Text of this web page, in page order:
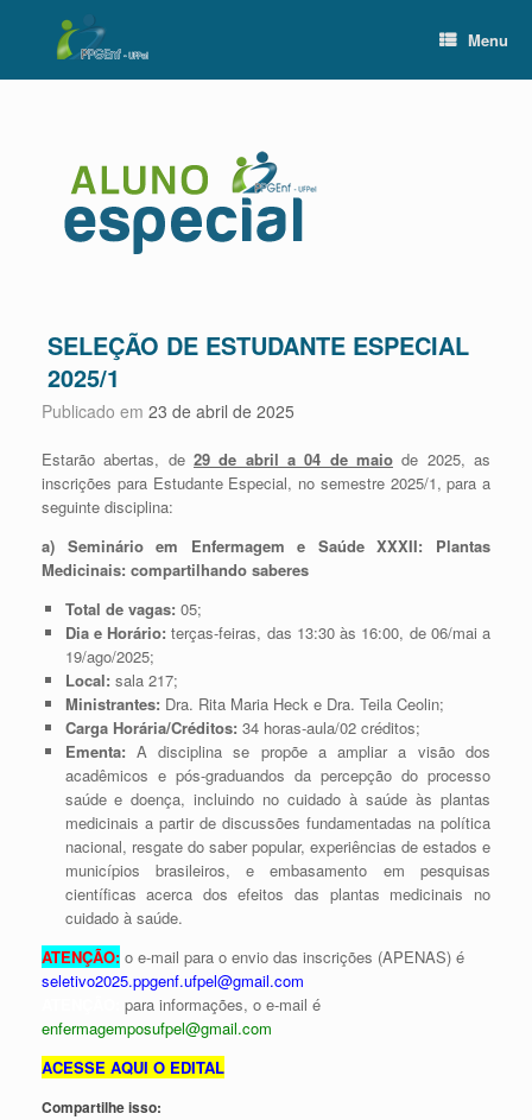
Menu
SELEÇÃO DE ESTUDANTE ESPECIAL
2025/1
Publicado em 23 de abril de 2025
Estarão abertas, de 29 de abril a 04 de maio de 2025, as
inscrições para Estudante Especial, no semestre 2025/1, para a
seguinte disciplina:
a) Seminário em Enfermagem e Saúde XXXII: Plantas
Medicinais: compartilhando saberes
Total de vagas: 05;
Dia e Horário: terças-feiras, das 13:30 às 16:00, de 06/mai a
19/ago/2025;
Local: sala 217;
Ministrantes: Dra. Rita Maria Heck e Dra. Teila Ceolin;
Carga Horária/Créditos: 34 horas-aula/02 créditos;
Ementa: A disciplina se propõe a ampliar a visão dos
acadêmicos e pós-graduandos da percepção do processo
saúde e doença, incluindo no cuidado à saúde às plantas
medicinais a partir de discussões fundamentadas na política
nacional, resgate do saber popular, experiências de estados e
municípios brasileiros, e embasamento em pesquisas
científicas acerca dos efeitos das plantas medicinais no
cuidado à saúde.
ATENÇÃO: o e-mail para o envio das inscrições (APENAS) é
seletivo2025.ppgenf.ufpel@gmail.com
para informações, o e-mail é
enfermagemposufpel@gmail.com
ACESSE AQUI O EDITAL
Compartilhe isso: